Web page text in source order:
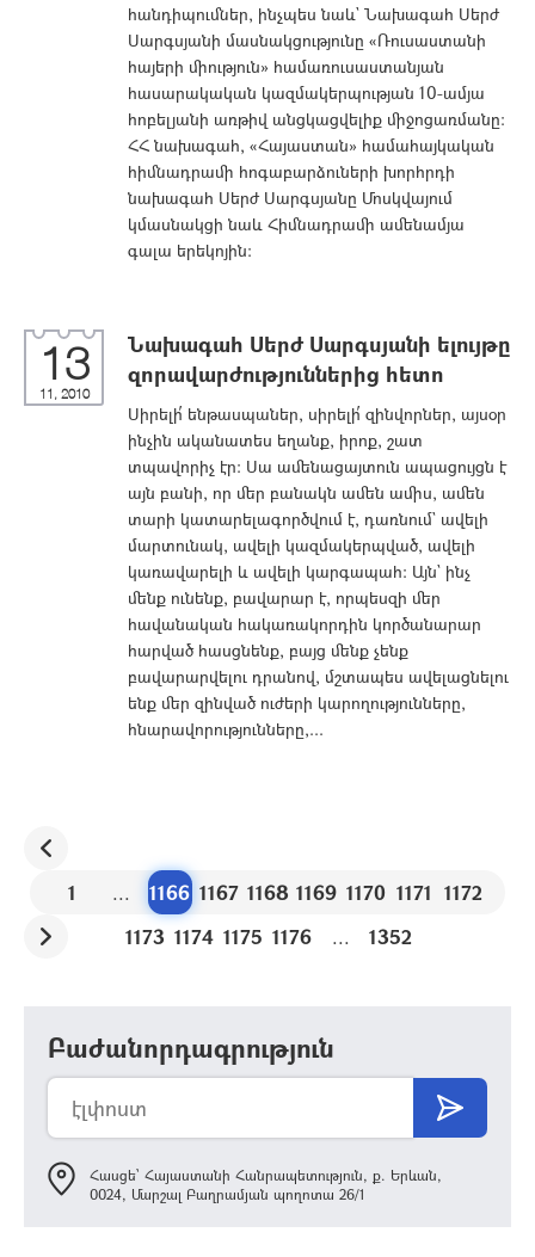
հանդիպումներ, ինչպես նաև` Նախագահ Սերժ
Սարգսյանի մասնակցությունը «Ռուսաստանի
հայերի միություն» համառուսաստանյան
հասարակական կազմակերպության 10-ամյա
հոբելյանի առթիվ անցկացվելիք միջոցառմանը:
ՀՀ նախագահ, «Հայաստան» համահայկական
հիմնադրամի հոգաբարձուների խորհրդի
նախագահ Սերժ Սարգսյանը Մոսկվայում
կմասնակցի նաև Հիմնադրամի ամենամյա
գալա երեկոյին:
13
11, 2010
Նախագահ Սերժ Սարգսյանի ելույթը
զորավարժություններից հետո
Սիրելի՛ ենթասպաներ, սիրելի՛ զինվորներ, այսօր
ինչին ականատես եղանք, իրոք, շատ
տպավորիչ էր: Սա ամենացայտուն ապացույցն է
այն բանի, որ մեր բանակն ամեն ամիս, ամեն
տարի կատարելագործվում է, դառնում` ավելի
մարտունակ, ավելի կազմակերպված, ավելի
կառավարելի և ավելի կարգապահ: Այն` ինչ
մենք ունենք, բավարար է, որպեսզի մեր
հավանական հակառակորդին կործանարար
հարված հասցնենք, բայց մենք չենք
բավարարվելու դրանով, մշտապես ավելացնելու
ենք մեր զինված ուժերի կարողությունները,
հնարավորությունները,...
1 ... 1166 1167 1168 1169 1170 1171 1172
1173 1174 1175 1176 ... 1352
Բաժանորդագրություն
Հասցե՝ Հայաստանի Հանրապետություն, ք. Երևան,
0024, Մարշալ Բաղրամյան պողոտա 26/1